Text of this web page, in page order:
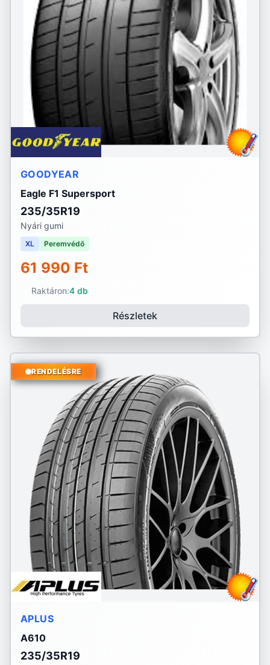
GOODYEAR
Eagle F1 Supersport
235/35R19
Nyári gumi
XL Peremvédő
61 990 Ft
Raktáron:4 db
Részletek
RENDELÉSRE
APLUS
A610
235/35R19